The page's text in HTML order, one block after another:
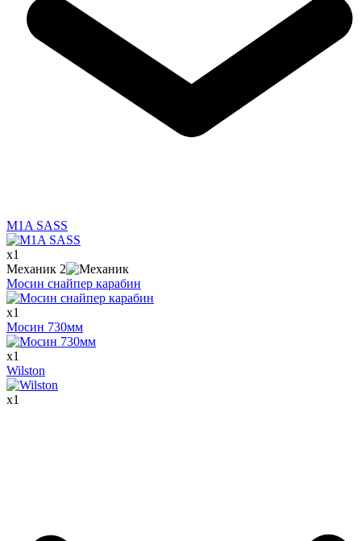
M1A SASS
x1
Механик 2
Мосин снайпер карабин
x1
Мосин 730мм
x1
Wilston
x1